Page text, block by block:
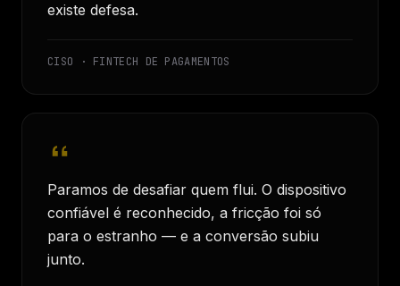
existe defesa.
CISO · FINTECH DE PAGAMENTOS
Paramos de desafiar quem flui. O dispositivo
confiável é reconhecido, a fricção foi só
para o estranho — e a conversão subiu
junto.